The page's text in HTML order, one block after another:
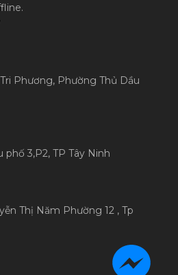
Phương, Phường Thủ Dầu
3,P2, TP Tây Ninh
Thị Năm Phường 12 , Tp